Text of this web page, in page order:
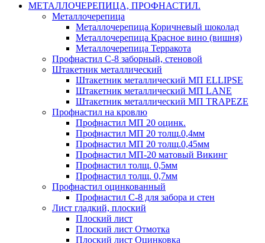
МЕТАЛЛОЧЕРЕПИЦА, ПРОФНАСТИЛ.
Металлочерепица
Металлочерепица Коричневый шоколад
Металлочерепица Красное вино (вишня)
Металлочерепица Терракота
Профнастил С-8 заборный, стеновой
Штакетник металлический
Штакетник металлический МП ELLIPSE
Штакетник металлический МП LАNE
Штакетник металлический МП TRAPEZE
Профнастил на кровлю
Профнастил МП 20 оцинк.
Профнастил МП 20 толщ.0,4мм
Профнастил МП 20 толщ.0,45мм
Профнастил МП-20 матовый Викинг
Профнастил толщ. 0,5мм
Профнастил толщ. 0,7мм
Профнастил оцинкованный
Профнастил С-8 для забора и стен
Лист гладкий, плоский
Плоский лист
Плоский лист Отмотка
Плоский лист Оцинковка